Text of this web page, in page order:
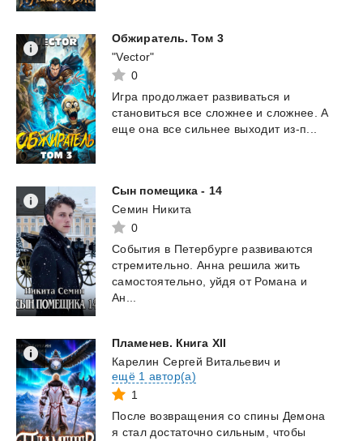
Обжиратель. Том 3
"Vector"
0
Игра продолжает развиваться и
становиться все сложнее и сложнее. А
еще она все сильнее выходит из-п...
Сын помещика - 14
Семин Никита
0
События в Петербурге развиваются
стремительно. Анна решила жить
самостоятельно, уйдя от Романа и
Ан...
Пламенев. Книга XII
Карелин Сергей Витальевич и
ещё 1 автор(а)
1
После возвращения со спины Демона
я стал достаточно сильным,
чтобы